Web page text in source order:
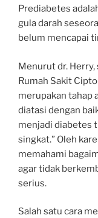
Prediabetes
gula darah
belum mencapai
Menurut dr.
Rumah Sakit
merupakan tahap
diatasi dengan
menjadi diabetes
singkat.” Oleh
memahami
agar tidak
serius.
Salah satu cara